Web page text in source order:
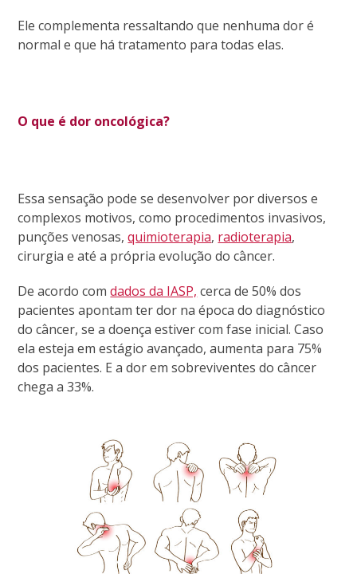
Ele complementa ressaltando que nenhuma dor é
normal e que há tratamento para todas elas.
O que é dor oncológica?
Essa sensação pode se desenvolver por diversos e
complexos motivos, como procedimentos invasivos,
punções venosas,quimioterapia, radioterapia,
cirurgia e até a própria evolução do câncer.
De acordo comdados da IASP, cerca de 50% dos
pacientes apontam ter dor na época do diagnóstico
do câncer, se a doença estiver com fase inicial. Caso
ela esteja em estágio avançado, aumenta para 75%
dos pacientes. E a dor em sobreviventes do câncer
chega a 33%.